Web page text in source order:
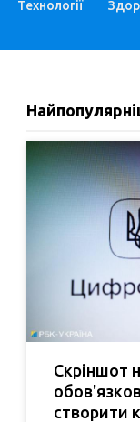
Технології
Скріншот
створити